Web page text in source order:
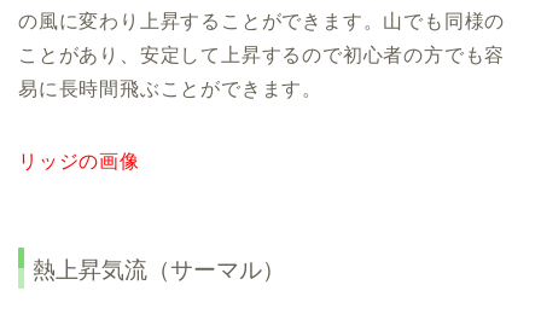
の風に変わり上昇することができます。山でも同様の
ことがあり、安定して上昇するので初心者の方でも容
易に長時間飛ぶことができます。
リッジの画像
熱上昇気流（サーマル）